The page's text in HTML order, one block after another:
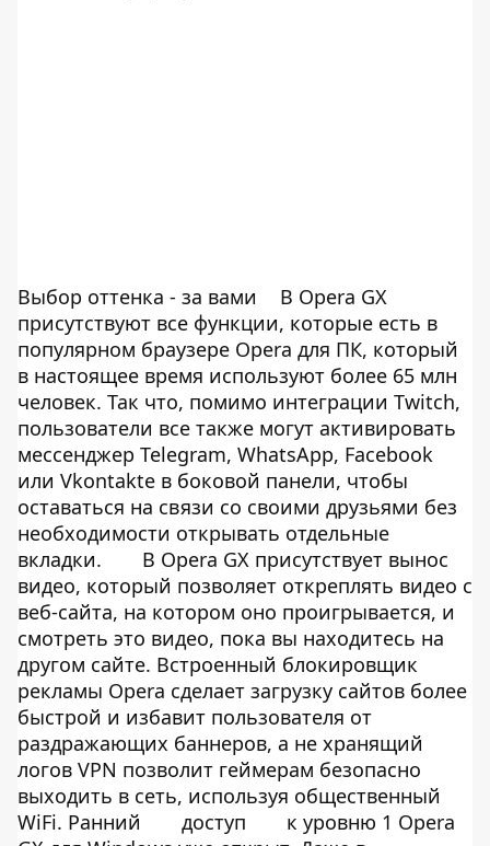
Выбор оттенка - за вами
В Opera GX
присутствуют все функции, которые есть в
популярном браузере Opera для ПК, который
в настоящее время используют более 65 млн
человек. Так что, помимо интеграции Twitch,
пользователи все также могут активировать
мессенджер Telegram, WhatsApp, Facebook
или Vkontakte в боковой панели, чтобы
оставаться на связи со своими друзьями без
необходимости открывать отдельные
вкладки.
В Opera GX присутствует вынос
видео, который позволяет откреплять видео с
веб-сайта, на котором оно проигрывается, и
смотреть это видео, пока вы находитесь на
другом сайте. Встроенный блокировщик
рекламы Opera сделает загрузку сайтов более
быстрой и избавит пользователя от
раздражающих баннеров, а не хранящий
логов VPN позволит геймерам безопасно
выходить в сеть, используя общественный
WiFi. Ранний
доступ
к уровню 1 Opera